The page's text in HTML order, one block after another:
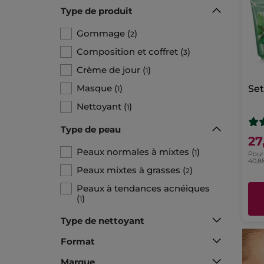
Type de produit
Gommage (2)
Composition et coffret (3)
Crème de jour (1)
Masque (1)
Nettoyant (1)
Type de peau
Peaux normales à mixtes (1)
Peaux mixtes à grasses (2)
Peaux à tendances acnéiques
(1)
Type de nettoyant
Format